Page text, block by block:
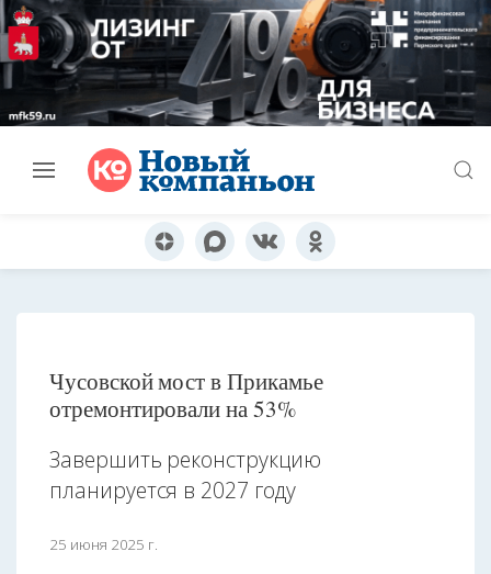
Чусовской мост в Прикамье
отремонтировали на 53%
Завершить реконструкцию
планируется в 2027 году
25 июня 2025 г.